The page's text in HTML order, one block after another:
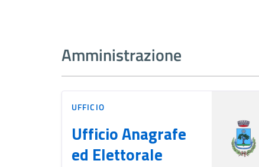
Amministrazione
UFFICIO
Ufficio Anagrafe
ed Elettorale